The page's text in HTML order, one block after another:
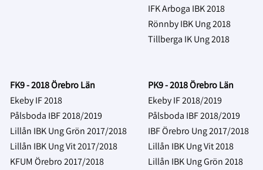
IFK Arboga IBK 2018
Rönnby IBK Ung 2018
Tillberga IK Ung 2018
FK9 - 2018 Örebro Län
PK9 - 2018 Örebro Län
Ekeby IF 2018
Ekeby IF 2018/2019
Pålsboda IBF 2018/2019
Pålsboda IBF 2018/2019
Lillån IBK Ung Grön 2017/2018
IBF Örebro Ung 2017/2018
Lillån IBK Ung Vit2017/2018 Lillån IBK Ung Vit2018
KFUM Örebro 2017/2018
Lillån IBK Ung Grön2018